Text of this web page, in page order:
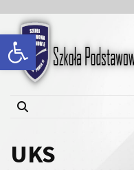
Open toolbar
content
content
Szkoła
Jana
UKS